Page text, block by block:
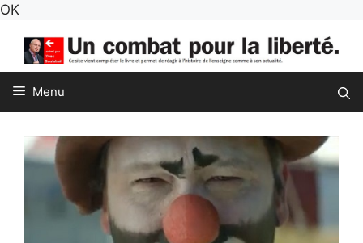
OKAller
contenu
Menu